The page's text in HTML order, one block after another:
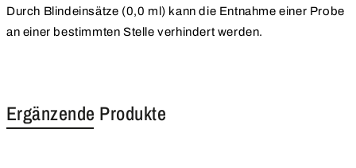
Durch Blindeinsätze (0,0 ml) kann die Entnahme einer Probe
an einer bestimmten Stelle verhindert werden.
Ergänzende Produkte